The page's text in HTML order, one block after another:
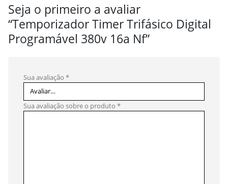
Seja o primeiro a avaliar
“Temporizador Timer Trifásico Digital
Programável 380v 16a Nf”
Sua avaliação *
Sua avaliação sobre o produto *